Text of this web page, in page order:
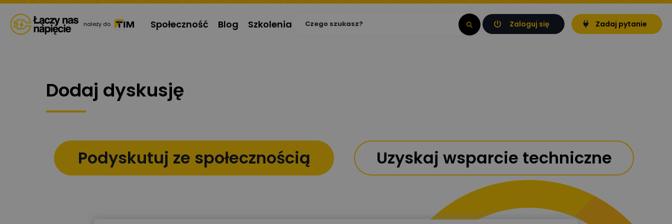
należy do Społeczność Blog Szkolenia Zaloguj się Zadaj pytanie
Dodaj dyskusję
Podyskutuj ze społecznością Uzyskaj wsparcie techniczne